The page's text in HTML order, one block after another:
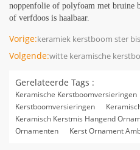
noppenfolie of polyfoam met bruine
of verfdoos is haalbaar.
Vorige:keramiek kerstboom ster
Volgende:witte keramische
Gerelateerde Tags :
Keramische Kerstboomversieringen
Kerstboomversieringen
Keramisch Kerstmis Hangend
Ornamenten
Kerst Ornament